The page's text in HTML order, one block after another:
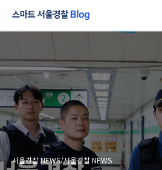
서울경찰 NEWS/서울경찰 NEWS